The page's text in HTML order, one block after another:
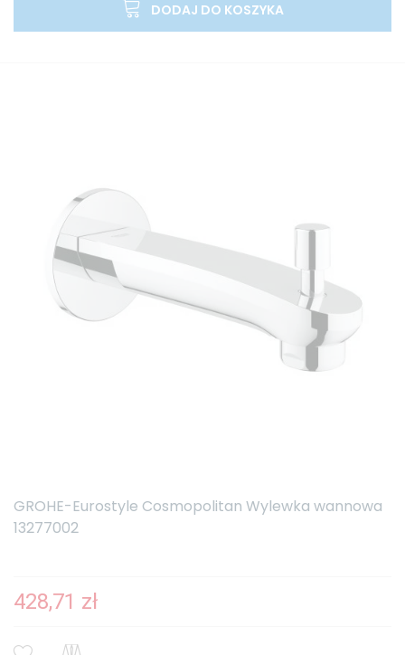
DODAJ DO KOSZYKA
GROHE-Eurostyle Cosmopolitan Wylewka wannowa
13277002
428,71 zł